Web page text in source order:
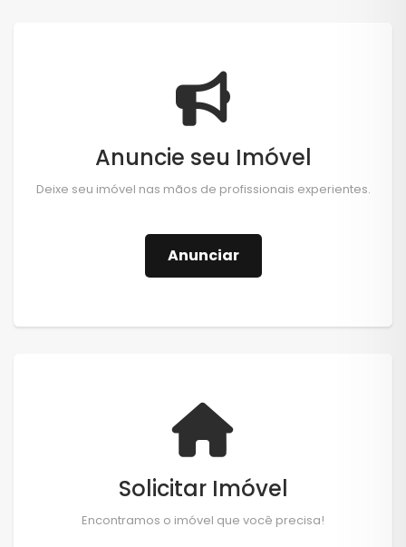
Anuncie seu Imóvel
Deixe seu imóvel nas mãos de profissionais experientes.
Anunciar
Solicitar Imóvel
Encontramos o imóvel que você precisa!